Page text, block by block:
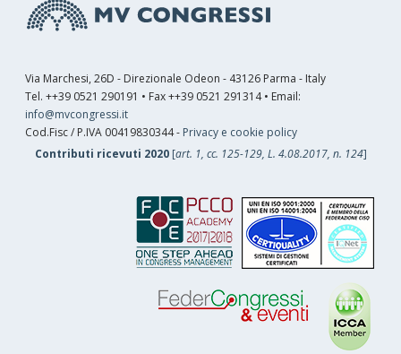
Via Marchesi, 26D - Direzionale Odeon - 43126 Parma - Italy
Tel. ++39 0521 290191 • Fax ++39 0521 291314 • Email:
info@mvcongressi.it
Cod.Fisc / P.IVA 00419830344 - Privacy e cookie policy
Contributi ricevuti 2020[art. 1, cc. 125-129, L. 4.08.2017, n. 124]